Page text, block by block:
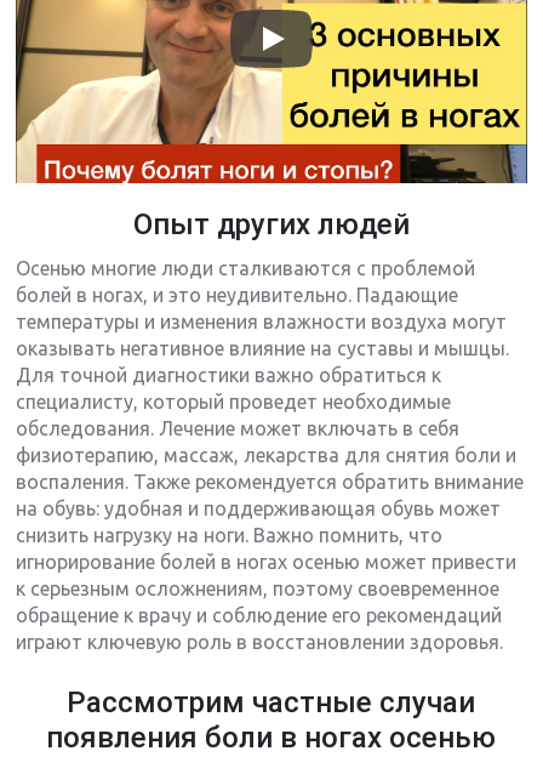
Опыт других людей
Осенью многие люди сталкиваются с проблемой
болей в ногах, и это неудивительно. Падающие
температуры и изменения влажности воздуха могут
оказывать негативное влияние на суставы и мышцы.
Для точной диагностики важно обратиться к
специалисту, который проведет необходимые
обследования. Лечение может включать в себя
физиотерапию, массаж, лекарства для снятия боли и
воспаления. Также рекомендуется обратить внимание
на обувь: удобная и поддерживающая обувь может
снизить нагрузку на ноги. Важно помнить, что
игнорирование болей в ногах осенью может привести
к серьезным осложнениям, поэтому своевременное
обращение к врачу и соблюдение его рекомендаций
играют ключевую роль в восстановлении здоровья.
Рассмотрим частные случаи
появления боли в ногах осенью